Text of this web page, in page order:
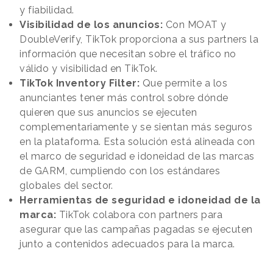
y fiabilidad.
Visibilidad de los anuncios: Con MOAT y
DoubleVerify, TikTok proporciona a sus partners la
información que necesitan sobre el tráfico no
válido y visibilidad en TikTok.
TikTok Inventory Filter: Que permite a los
anunciantes tener más control sobre dónde
quieren que sus anuncios se ejecuten
complementariamente y se sientan más seguros
en la plataforma. Esta solución está alineada con
el marco de seguridad e idoneidad de las marcas
de GARM, cumpliendo con los estándares
globales del sector.
Herramientas de seguridad e idoneidad de la
marca: TikTok colabora con partners para
asegurar que las campañas pagadas se ejecuten
junto a contenidos adecuados para la marca.